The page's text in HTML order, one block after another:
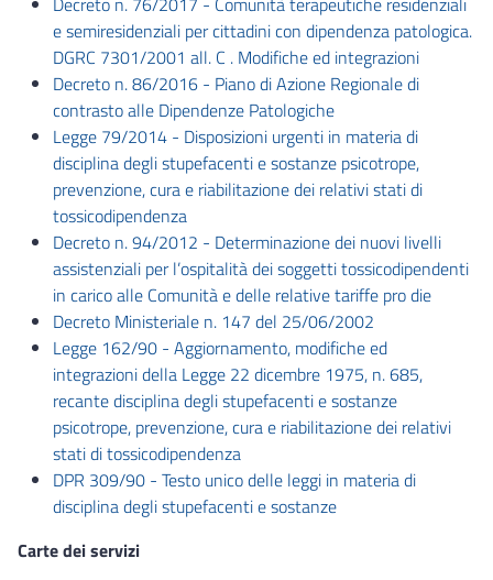
e semiresidenziali per cittadini con dipendenza patologica.
DGRC 7301/2001 all. C . Modifiche ed integrazioni
Decreto n. 86/2016 - Piano di Azione Regionale di
contrasto alle Dipendenze Patologiche
Legge 79/2014 - Disposizioni urgenti in materia di
disciplina degli stupefacenti e sostanze psicotrope,
prevenzione, cura e riabilitazione dei relativi stati di
tossicodipendenza
Decreto n. 94/2012 - Determinazione dei nuovi livelli
assistenziali per l’ospitalità dei soggetti tossicodipendenti
in carico alle Comunità e delle relative tariffe pro die
Decreto Ministeriale n. 147 del 25/06/2002
Legge 162/90 - Aggiornamento, modifiche ed
integrazioni della Legge 22 dicembre 1975, n. 685,
recante disciplina degli stupefacenti e sostanze
psicotrope, prevenzione, cura e riabilitazione dei relativi
stati di tossicodipendenza
DPR 309/90 - Testo unico delle leggi in materia di
disciplina degli stupefacenti e sostanze
Carte dei servizi